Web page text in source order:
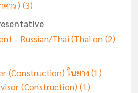
คาร) (3)
- Russian/Thai (Thai on (2)
(Construction) ในยาง(1)
(Construction) (1)